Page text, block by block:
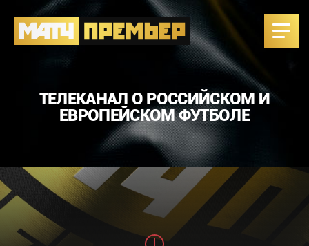
ТЕЛЕКАНАЛ О РОССИЙСКОМ И
ЕВРОПЕЙСКОМ ФУТБОЛЕ